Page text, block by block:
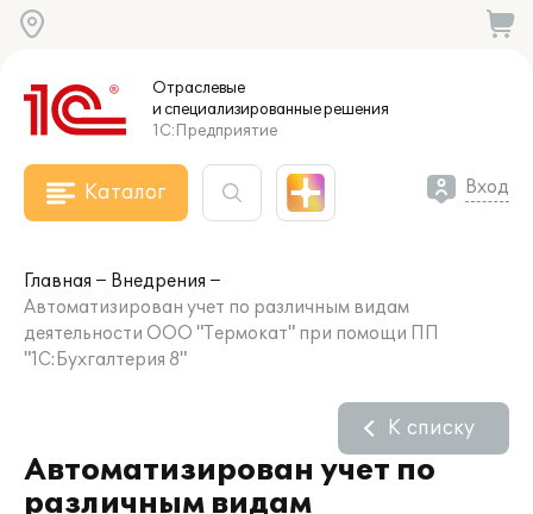
Отраслевые
и специализированныерешения
1С:Предприятие
Каталог Вход
Главная
Внедрения
Автоматизирован учет по различным видам
деятельности ООО "Термокат" при помощи ПП
"1С:Бухгалтерия 8"
Автоматизирован учет по
различным видам
К списку